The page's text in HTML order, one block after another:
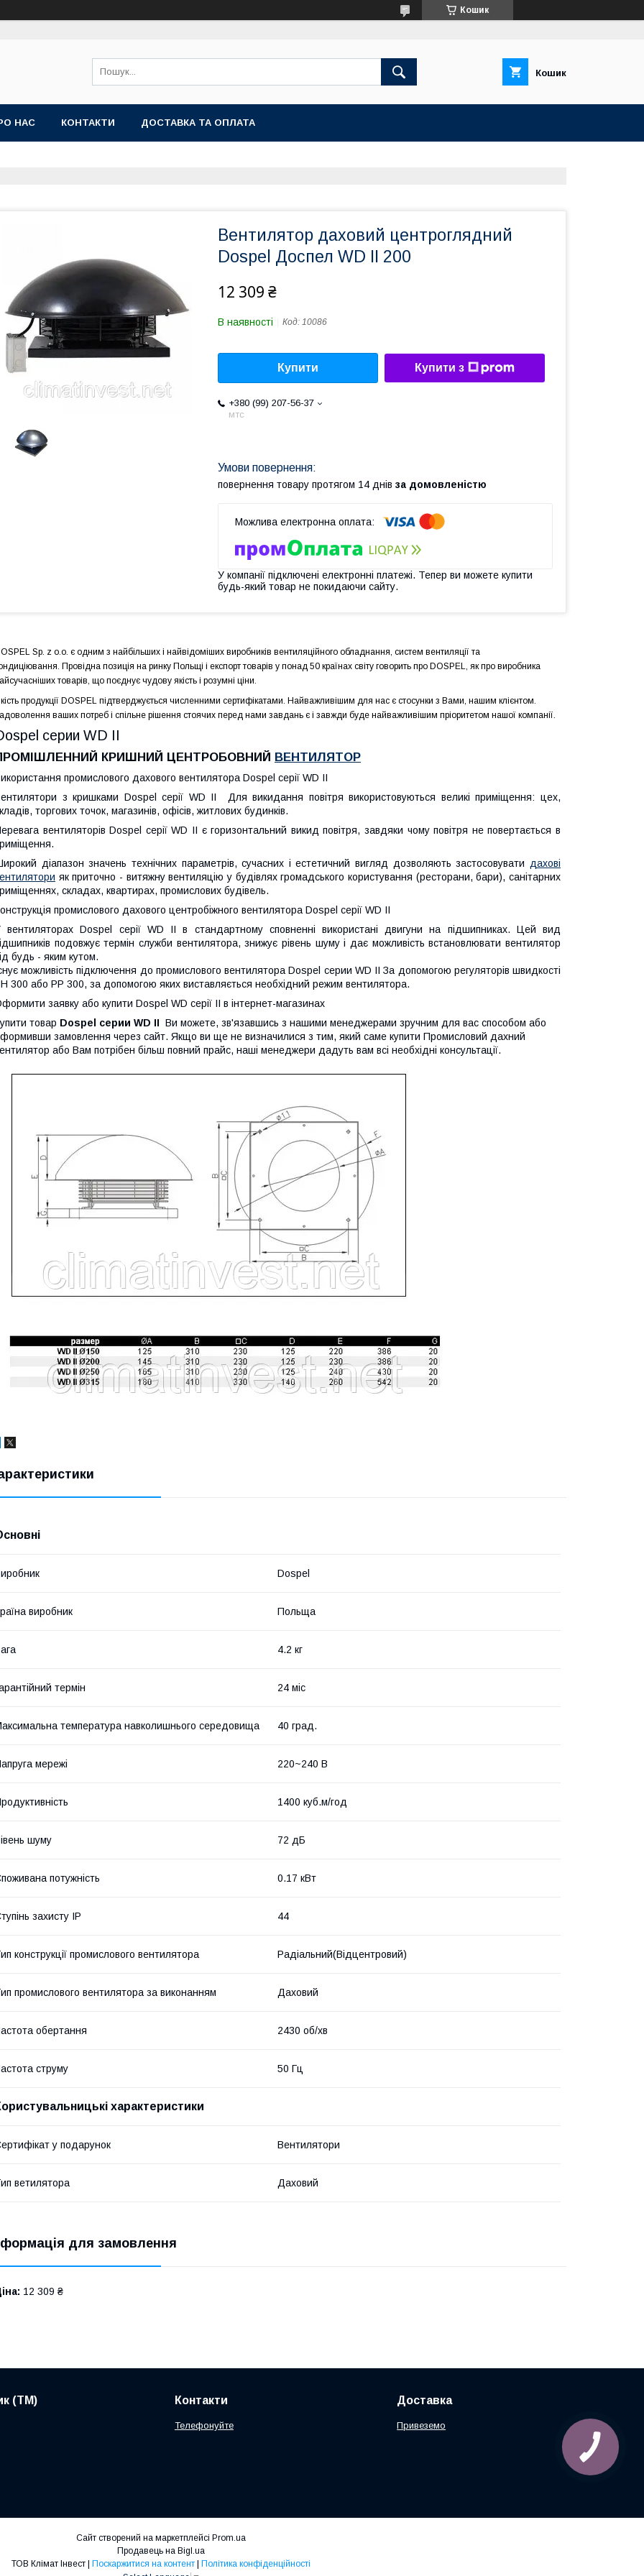
Кошик
Кошик
НАС КОНТАКТИ ДОСТАВКА ТА ОПЛАТА
Вентилятор даховий центроглядний
Dospel Доспел WD II 200
12 309 ₴
В наявності Код: 10086
Купити Купити з
+380 (99) 207-56-37
мтс
повернення товару протягом 14 днів за домовленістю
У компанії підключені електронні платежі. Тепер ви можете купити
будь-який товар не покидаючи сайту.
Sp. z o.o. є одним з найбільших і найвідоміших виробників вентиляційного обладнання, систем вентиляції та
Провідна позиція на ринку Польщі і експорт товарів у понад 50 країнах світу говорить про DOSPEL, як про виробника
товарів, що поєднує чудову якість і розумні ціни.
продукції DOSPEL підтверджується численними сертифікатами. Найважливішим для нас є стосунки з Вами, нашим клієнтом.
ваших потреб і спільне рішення стоячих перед нами завдань є і завжди буде найважливішим пріоритетом нашої компанії.
серии WD II
КРИШНИЙ ЦЕНТРОБОВНИЙ ВЕНТИЛЯТОР
промислового дахового вентилятора Dospel серії WD II
з кришками Dospel серії WD II Для викидання повітря використовуються великі приміщення: цех,
торгових точок, магазинів, офісів, житлових будинків.
вентиляторів Dospel серії WD II є горизонтальний викид повітря, завдяки чому повітря не повертається в
діапазон значень технічних параметрів, сучасних і естетичний вигляд дозволяють застосовувати
дахові
як приточно - витяжну вентиляцію у будівлях громадського користування (ресторани, бари), санітарних
складах, квартирах, промислових будівель.
промислового дахового центробіжного вентилятора Dospel серії WD II
вентиляторах Dospel серії WD II в стандартному сповненні використані двигуни на підшипниках. Цей вид
подовжує термін служби вентилятора, знижує рівень шуму і дає можливість встановлювати вентилятор
будь - яким кутом.
можливість підключення до промислового вентилятора Dospel серии WD II За допомогою регуляторів швидкості
300 або PP 300, за допомогою яких виставляється необхідний режим вентилятора.
заявку або купити Dospel WD серії II в інтернет-магазинах
товар Dospel серии WD II Ви можете, зв'язавшись з нашими менеджерами зручним для вас способом або
замовлення через сайт. Якщо ви ще не визначилися з тим, який саме купити Промисловий дахний
або Вам потрібен більш повний прайс, наші менеджери дадуть вам всі необхідні консультації.
Dospel
виробник Польща
4.2 кг
термін 24 міс
температура навколишнього середовища 40 град.
мережі 220~240 В
1400 куб.м/год
шуму 72 дБ
потужність 0.17 кВт
захисту IP 44
конструкції промислового вентилятора Радіальний(Відцентровий)
промислового вентилятора за виконанням Даховий
обертання 2430 об/хв
струму 50 Гц
характеристики
у подарунок Вентилятори
ветилятора Даховий
для замовлення
12 309 ₴
(ТМ) Контакти
Телефонуйте
Доставка
Привеземо
Сайт створений на маркетплейсі Prom.ua
Продавець на Bigl.ua
ТОВ Клімат Інвест | Поскаржитися на контент | Політика конфіденційності